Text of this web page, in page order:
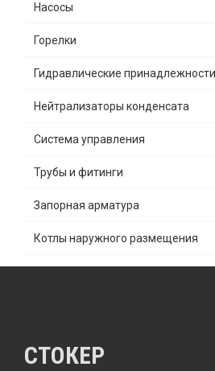
Насосы
Горелки
Гидравлические принадлежности
Нейтрализаторы конденсата
Система управления
Трубы и фитинги
Запорная арматура
Котлы наружного размещения
СТОКЕР